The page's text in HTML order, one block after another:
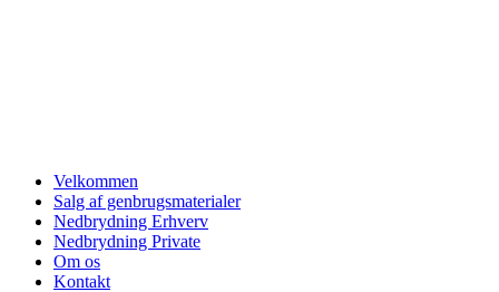
Velkommen
Salg af genbrugsmaterialer
Nedbrydning Erhverv
Nedbrydning Private
Om os
Kontakt